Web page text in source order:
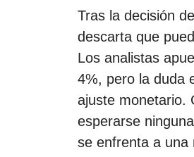
Tras la decisión
descarta que
Los analistas
4%, pero la duda
ajuste monetario.
esperarse
se enfrenta a una